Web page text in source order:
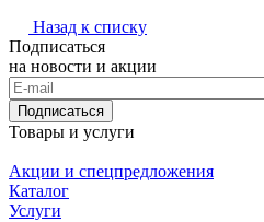
Назад к списку
Подписаться
на новости и акции
Подписаться
Товары и услуги
Акции и спецпредложения
Каталог
Услуги